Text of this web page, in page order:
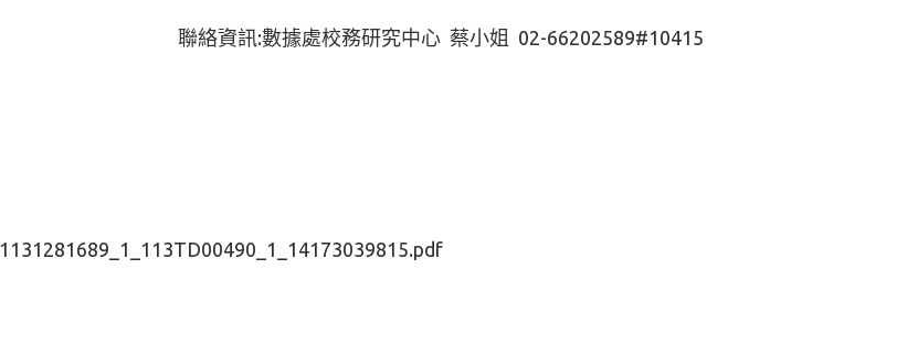
聯絡資訊:數據處校務研究中心 蔡小姐 02-66202589#10415
1131281689_1_113TD00490_1_14173039815.pdf